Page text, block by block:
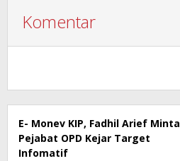
Komentar
E- Monev KIP, Fadhil Arief Minta
Pejabat OPD Kejar Target
Infomatif